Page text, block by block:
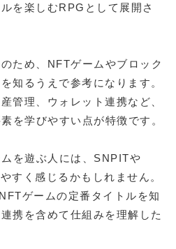
を楽しむRPGとして展開さ
ため、NFTゲームやブロック
知るうえで参考になります。
管理、ウォレット連携など、
を学びやすい点が特徴です。
を遊ぶ人には、SNPITや
すく感じるかもしれません。
ゲームの定番タイトルを知
携を含めて仕組みを理解した